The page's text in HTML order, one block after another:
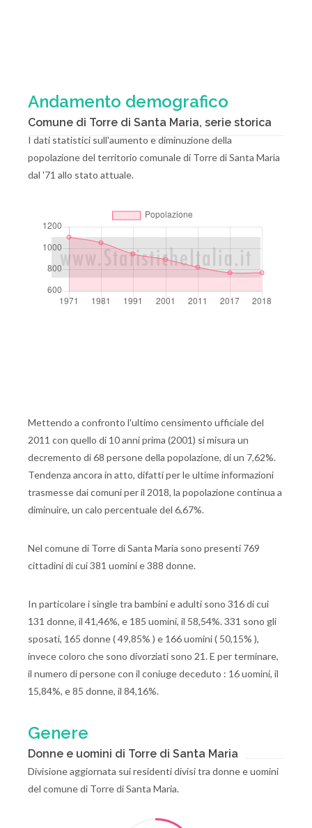
Andamento demografico
Comune di Torre di Santa Maria, serie storica
I dati statistici sull'aumento e diminuzione della
popolazione del territorio comunale di Torre di Santa Maria
dal '71 allo stato attuale.
Mettendo a confronto l'ultimo censimento ufficiale del
2011 con quello di 10 anni prima (2001) si misura un
decremento di 68 persone della popolazione, di un 7,62%.
Tendenza ancora in atto, difatti per le ultime informazioni
trasmesse dai comuni per il 2018, la popolazione continua a
diminuire, un calo percentuale del 6,67%.
Nel comune di Torre di Santa Maria sono presenti 769
cittadini di cui 381 uomini e 388 donne.
In particolare i single tra bambini e adulti sono 316 di cui
131 donne, il 41,46%, e 185 uomini, il 58,54%. 331 sono gli
sposati, 165 donne ( 49,85% ) e 166 uomini ( 50,15% ),
invece coloro che sono divorziati sono 21. E per terminare,
il numero di persone con il coniuge deceduto : 16 uomini, il
15,84%, e 85 donne, il 84,16%.
Genere
Donne e uomini di Torre di Santa Maria
Divisione aggiornata sui residenti divisi tra donne e uomini
del comune di Torre di Santa Maria.